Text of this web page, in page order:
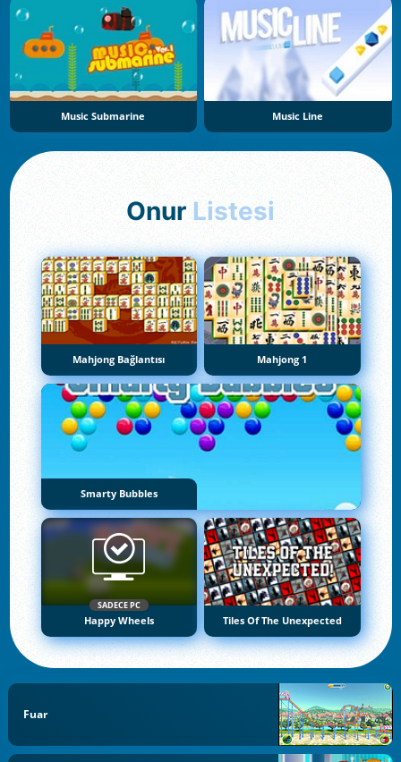
Music Submarine Music Line
Onur Listesi
Mahjong Bağlantısı Mahjong 1
Smarty Bubbles
SADECE PC
Happy Wheels Tiles Of The Unexpected
Fuar